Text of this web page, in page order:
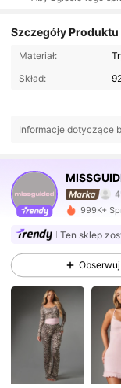
Szczegóły Produktu
Materiał:
Skład:
Informacje dotyczące
999K+
Ten sklep
Obserwuj